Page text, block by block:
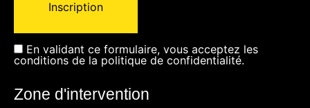
En validant ce formulaire, vous acceptez les
conditions de la politique de confidentialité.
Zone d'intervention